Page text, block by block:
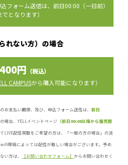
フォーム送信は、前日00:00（一日前）
でとなります）
れない方）の場合
円 （税込）
CAMPUSから購入可能になります）
お支払い期限、及び、申込フォーム送信は、 前日
場合、YELLイベントページ （前日00:00以降から販売開
LIVE配信視聴をご希望の方は、「一般の方の場合」の流
環境によっては配信が難しい場合がございます。予め
い方は、
【お問い合わせフォーム】 からお問い合わせく